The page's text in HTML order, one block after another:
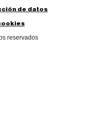
de datos
reservados